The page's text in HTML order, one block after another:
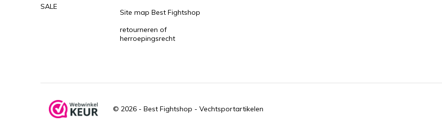
SALE
Site map Best Fightshop
retourneren of
herroepingsrecht
© 2026 - Best Fightshop - Vechtsportartikelen